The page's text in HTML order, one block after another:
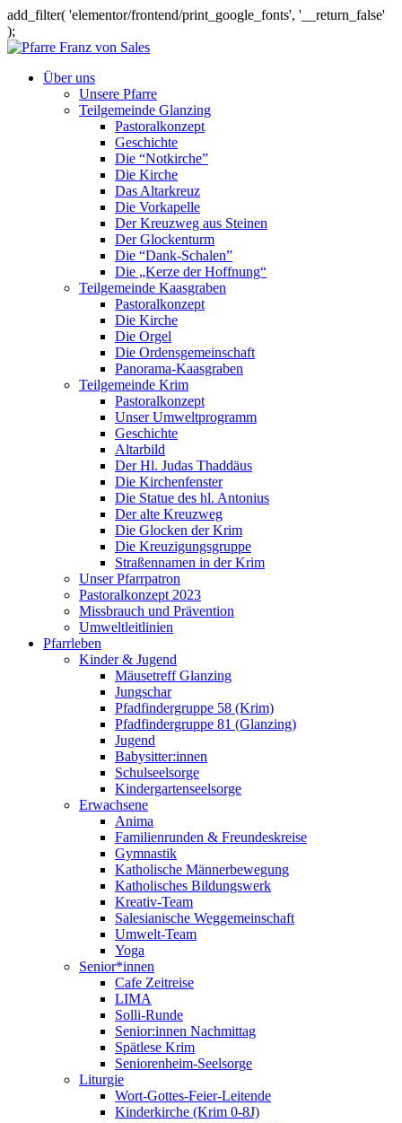
add_filter( 'elementor/frontend/print_google_fonts', '__return_false'
);
Über uns
Unsere Pfarre
Teilgemeinde Glanzing
Pastoralkonzept
Geschichte
Die “Notkirche”
Die Kirche
Das Altarkreuz
Die Vorkapelle
Der Kreuzweg aus Steinen
Der Glockenturm
Die “Dank-Schalen”
Die „Kerze der Hoffnung“
Teilgemeinde Kaasgraben
Pastoralkonzept
Die Kirche
Die Orgel
Die Ordensgemeinschaft
Panorama-Kaasgraben
Teilgemeinde Krim
Pastoralkonzept
Unser Umweltprogramm
Geschichte
Altarbild
Der Hl. Judas Thaddäus
Die Kirchenfenster
Die Statue des hl. Antonius
Der alte Kreuzweg
Die Glocken der Krim
Die Kreuzigungsgruppe
Straßennamen in der Krim
Unser Pfarrpatron
Pastoralkonzept 2023
Missbrauch und Prävention
Umweltleitlinien
Pfarrleben
Kinder & Jugend
Mäusetreff Glanzing
Jungschar
Pfadfindergruppe 58 (Krim)
Pfadfindergruppe 81 (Glanzing)
Jugend
Babysitter:innen
Schulseelsorge
Kindergartenseelsorge
Erwachsene
Anima
Familienrunden & Freundeskreise
Gymnastik
Katholische Männerbewegung
Katholisches Bildungswerk
Kreativ-Team
Salesianische Weggemeinschaft
Umwelt-Team
Yoga
Senior*innen
Cafe Zeitreise
LIMA
Solli-Runde
Senior:innen Nachmittag
Spätlese Krim
Seniorenheim-Seelsorge
Liturgie
Wort-Gottes-Feier-Leitende
Kinderkirche (Krim 0-8J)